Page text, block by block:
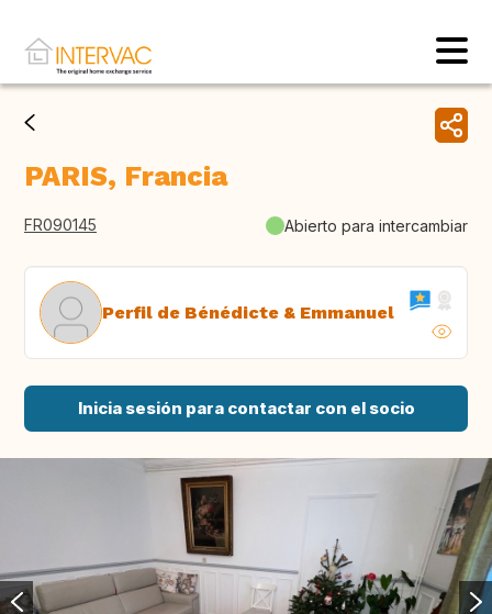
PARIS, Francia
FR090145 Abierto para intercambiar
Perfil de Bénédicte & Emmanuel
Inicia sesión para contactar con el socio